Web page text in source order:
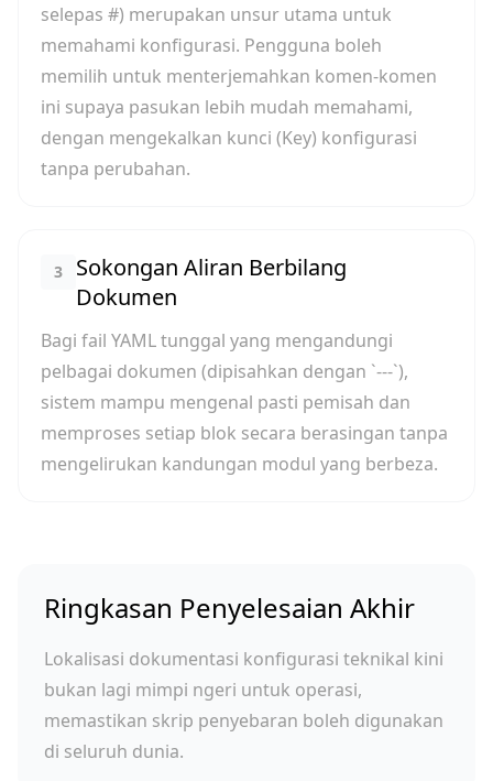
selepas #) merupakan unsur utama untuk
memahami konfigurasi. Pengguna boleh
memilih untuk menterjemahkan komen-komen
ini supaya pasukan lebih mudah memahami,
dengan mengekalkan kunci (Key) konfigurasi
tanpa perubahan.
3
Sokongan Aliran Berbilang
Dokumen
Bagi fail YAML tunggal yang mengandungi
pelbagai dokumen (dipisahkan dengan `---`),
sistem mampu mengenal pasti pemisah dan
memproses setiap blok secara berasingan tanpa
mengelirukan kandungan modul yang berbeza.
Ringkasan Penyelesaian Akhir
Lokalisasi dokumentasi konfigurasi teknikal kini
bukan lagi mimpi ngeri untuk operasi,
memastikan skrip penyebaran boleh digunakan
di seluruh dunia.